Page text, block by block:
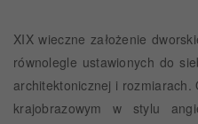
XIX wieczne założenie
równolegle ustawionych do
architektonicznej i rozmiarach.
krajobrazowym w stylu